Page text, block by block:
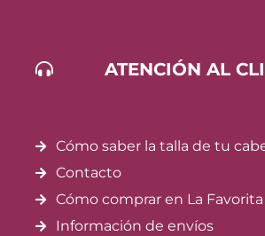
ATENCIÓN AL
Cómo saber la talla de tu
Contacto
Cómo comprar en La Favorita
Información de envíos